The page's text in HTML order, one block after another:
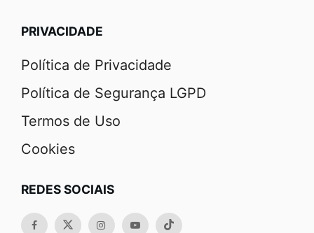
PRIVACIDADE
Política de Privacidade
Política de Segurança LGPD
Termos de Uso
Cookies
REDES SOCIAIS